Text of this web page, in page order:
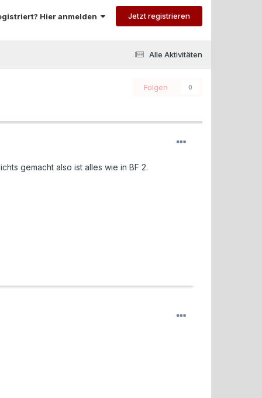
Hier anmelden Jetzt registrieren
Alle Aktivitäten
Folgen 0
gemacht also ist alles wie in BF 2.